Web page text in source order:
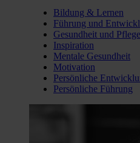
Bildung & Lernen
Führung und
Gesundheit und Pflege
Inspiration
Mentale Gesundheit
Motivation
Persönliche
Persönliche Führung